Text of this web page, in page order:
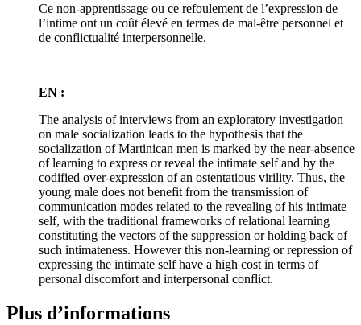
Ce non-apprentissage ou ce refoulement de l’expression de
l’intime ont un coût élevé en termes de mal-être personnel et
de conflictualité interpersonnelle.
EN :
The analysis of interviews from an exploratory investigation
on male socialization leads to the hypothesis that the
socialization of Martinican men is marked by the near-absence
of learning to express or reveal the intimate self and by the
codified over-expression of an ostentatious virility. Thus, the
young male does not benefit from the transmission of
communication modes related to the revealing of his intimate
self, with the traditional frameworks of relational learning
constituting the vectors of the suppression or holding back of
such intimateness. However this non-learning or repression of
expressing the intimate self have a high cost in terms of
personal discomfort and interpersonal conflict.
Plus d’informations